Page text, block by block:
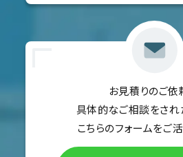
お見積りのご依
具体的なご相談をさ
こちらのフォームをご